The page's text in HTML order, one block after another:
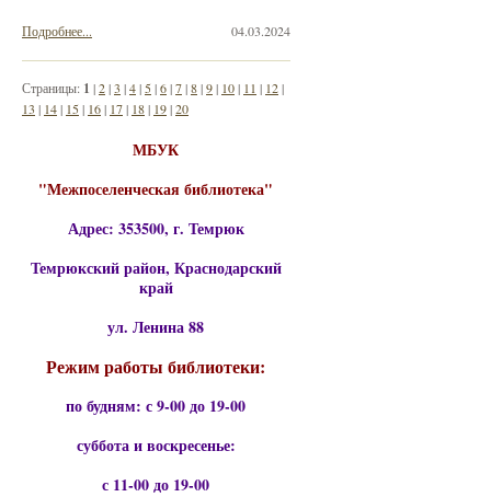
04.03.2024
Подробнее...
Страницы: 1 |2|3 |4| 5|6|7|8|9| 10| 11 | 12|
13 | 14| 15| 16| 17| 18| 19|20
МБУК
"Межпоселенческая библиотека"
Адрес: 353500, г. Темрюк
Темрюкский район, Краснодарский
край
ул. Ленина 88
Режим работы библиотеки:
по будням: с 9-00 до 19-00
суббота и воскресенье:
с 11-00 до 19-00